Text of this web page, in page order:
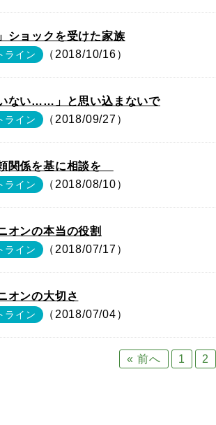
ショックを受けた家族
ライン （2018/10/16）
いない……」と思い込まないで
ライン （2018/09/27）
関係を基に相談を
ライン （2018/08/10）
オンの本当の役割
ライン （2018/07/17）
オンの大切さ
ライン （2018/07/04）
« 前へ 1 2